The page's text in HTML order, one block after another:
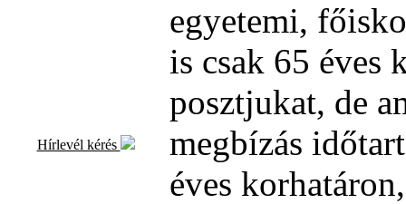
Hírlevél kérés
egyetemi,
is csak 65 éves
posztjukat, de
megbízás
éves